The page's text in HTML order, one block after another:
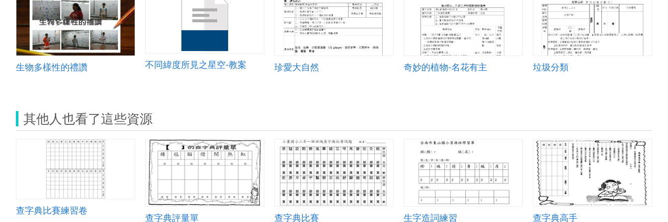
生物多樣性的禮讚 不同緯度所見之星空-教案 珍愛大自然 奇妙的植物-名花有主 垃圾分類
其他人也看了這些資源
查字典比賽練習卷
查字典評量單 查字典比賽 生字造詞練習 查字典高手